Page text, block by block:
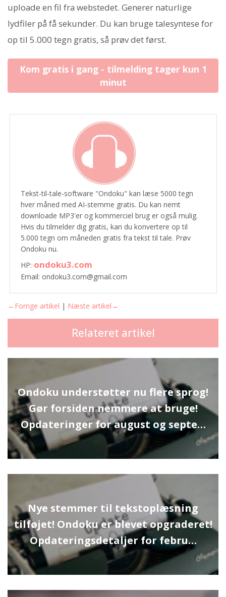
uploade en fil fra webstedet. Generer naturlige
lydfiler på få sekunder. Du kan bruge talesyntese for
op til 5.000 tegn gratis, så prøv det først.
Kom gratis i gang - tilmelding tager kun 1
minut
Tekst-til-tale-software "Ondoku" kan læse 5000 tegn
hver måned med AI-stemme gratis. Du kan nemt
downloade MP3'er og kommerciel brug er også mulig.
Hvis du tilmelder dig gratis, kan du konvertere op til
5.000 tegn om måneden gratis fra tekst til tale. Prøv
Ondoku nu.
HP: ondoku3.com
Email: ondoku3.com@gmail.com
←Forrige artikel | Næste artikel→
Relateret artikel
Ondoku understøtter nu flere sprog!
Gør forsiden nemmere at bruge!
Opdateringer for august og septe…
Nye stemmer til tekstoplæsning
tilføjet! Ondoku er blevet opgraderet!
Opdateringsdetaljer for febru…